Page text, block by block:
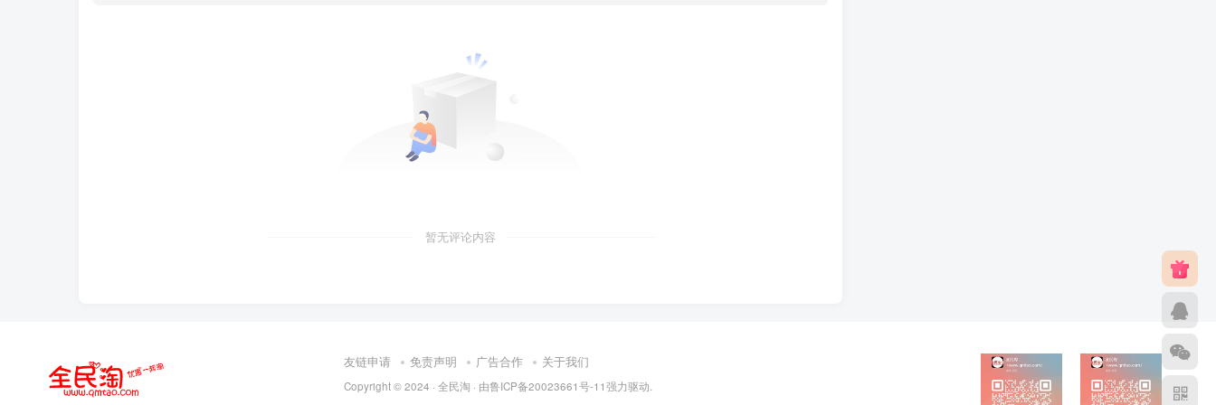
暂无评论内容
友链申请 免责声明 广告合作 关于我们
Copyright © 2024 · 全民淘 · 由鲁ICP备20023661号-11强力驱动.